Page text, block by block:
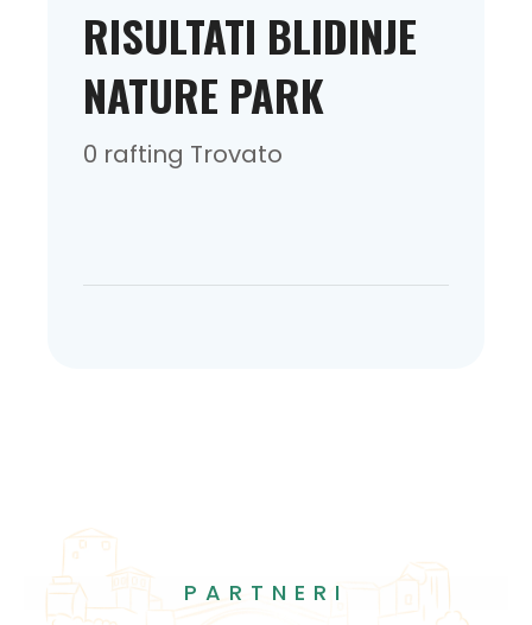
RISULTATI BLIDINJE
NATURE PARK
0 rafting Trovato
PARTNERI